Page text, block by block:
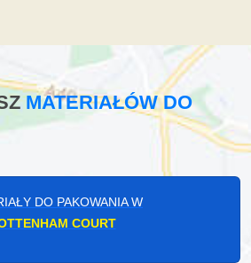
MATERIAŁÓW DO
DO PAKOWANIA W
COURT